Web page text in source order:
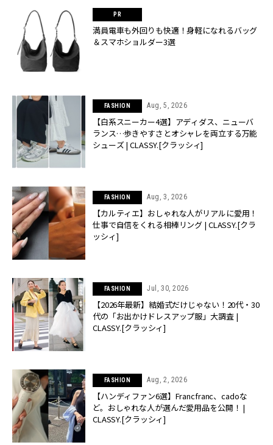
満員電車も外回りも快適！身軽になれるバッグ
＆スマホショルダー3選
FASHION Aug, 5, 2026
【白系スニーカー4選】アディダス、ニューバ
ランス…歩きやすさとオシャレを両立する万能
シューズ | CLASSY.[クラッシィ]
FASHION Aug, 3, 2026
【カルティエ】おしゃれな人がリアルに愛用！
仕事で自信をくれる相棒リング | CLASSY.[クラ
ッシィ]
FASHION Jul, 30, 2026
【2026年最新】結婚式だけじゃない！20代・30
代の「お出かけドレスアップ服」大調査 |
CLASSY.[クラッシィ]
FASHION Aug, 2, 2026
【ハンディファン6選】Francfranc、cadoな
ど。おしゃれな人が選んだ愛用品を公開！ |
CLASSY.[クラッシィ]